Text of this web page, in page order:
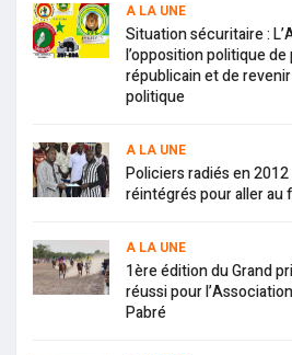
A LA UNE
Situation sécuritaire :
l’opposition politique
républicain et de
politique
A LA UNE
Policiers radiés en
réintégrés pour aller au
A LA UNE
1ère édition du Grand
réussi pour
Pabré